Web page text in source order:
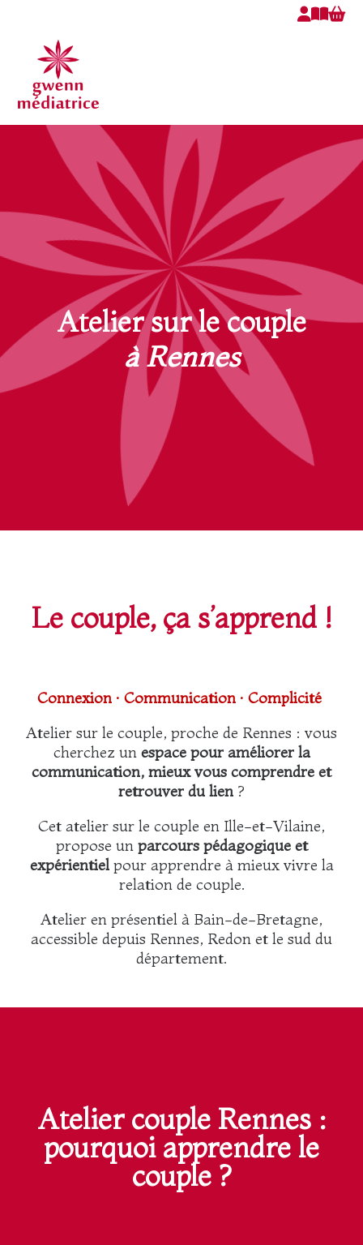
Atelier sur le couple
à Rennes
Le couple, ça s’apprend !
Connexion · Communication · Complicité
Atelier sur le couple, proche de Rennes : vous
cherchez un espace pour améliorer la
communication, mieux vous comprendre et
retrouver du lien ?
Cet atelier sur le couple en Ille-et-Vilaine,
propose un parcours pédagogique et
expérientielpour apprendre à mieux vivre la
relation de couple.
Atelier en présentiel à Bain-de-Bretagne,
accessible depuis Rennes, Redon et le sud du
département.
Atelier couple Rennes :
pourquoi apprendre le
couple ?